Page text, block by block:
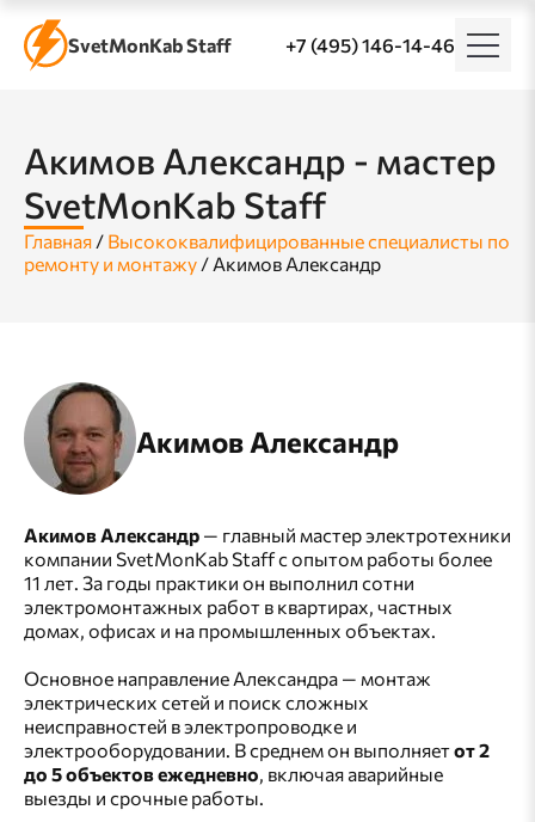
SvetMonKab Staff +7 (495) 146-14-46
Акимов Александр - мастер
SvetMonKab Staff
Главная / Высококвалифицированные специалисты по
ремонту и монтажу / Акимов Александр
Акимов Александр
Акимов Александр — главный мастер электротехники
компании SvetMonKab Staff с опытом работы более
11 лет. За годы практики он выполнил сотни
электромонтажных работ в квартирах, частных
домах, офисах и на промышленных объектах.
Основное направление Александра — монтаж
электрических сетей и поиск сложных
неисправностей в электропроводке и
электрооборудовании. В среднем он выполняетот 2
до 5 объектов ежедневно, включая аварийные
выезды и срочные работы.